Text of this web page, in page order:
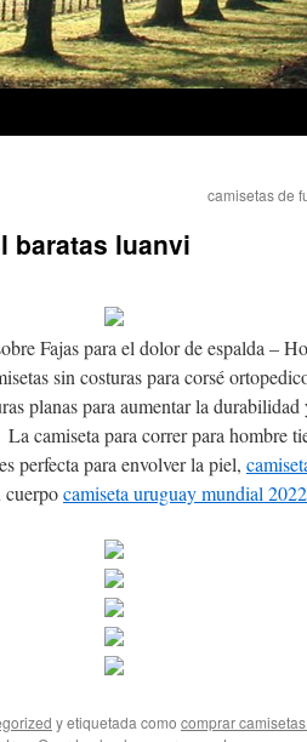
camisetas de
baratas luanvi
Fajas para el dolor de espalda –
sin costuras para corsé
planas para aumentar la
camiseta para correr para hombre
perfecta para envolver la piel,
cuerpocamiseta uruguay mundial 2022
y etiquetada como comprar